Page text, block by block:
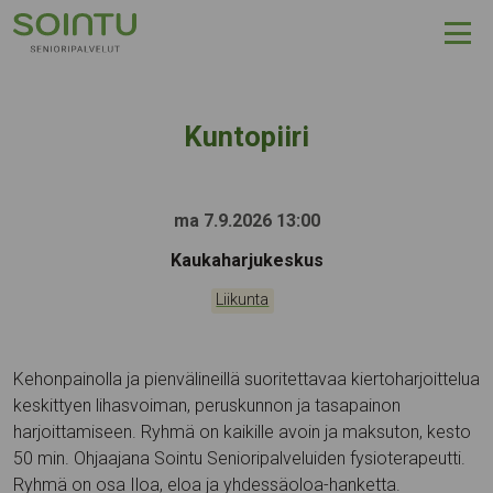
Hyppää sisältöön
Kuntopiiri
ma 7.9.2026 13:00
Tapahtumapaikka:
Kaukaharjukeskus
Kategoriat:
Liikunta
Kehonpainolla ja pienvälineillä suoritettavaa kiertoharjoittelua
keskittyen lihasvoiman, peruskunnon ja tasapainon
harjoittamiseen. Ryhmä on kaikille avoin ja maksuton, kesto
50 min. Ohjaajana Sointu Senioripalveluiden fysioterapeutti.
Ryhmä on osa Iloa, eloa ja yhdessäoloa-hanketta.